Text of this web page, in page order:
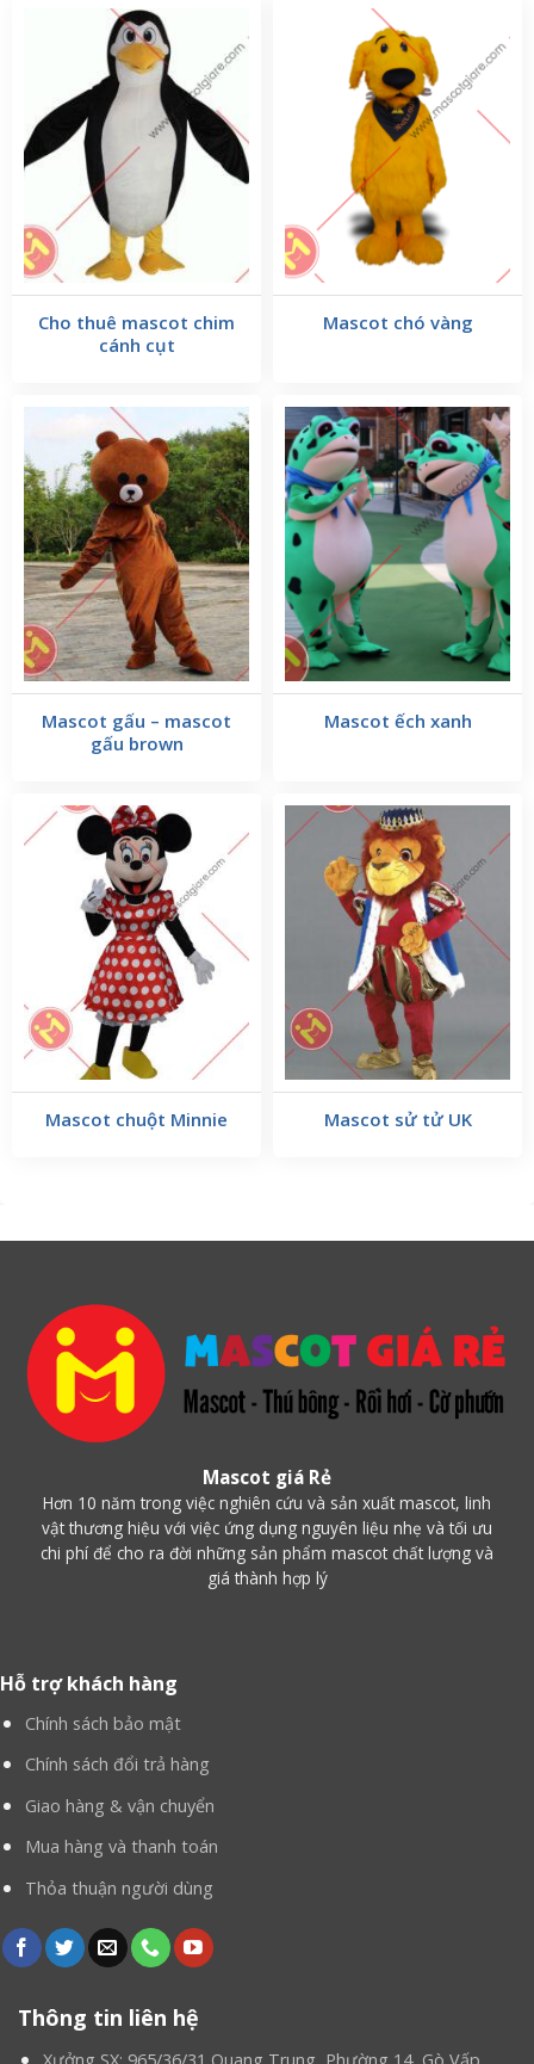
Thân Hình và Tứ Chi:
Thân hình củamascot chó đốm được thiết kế
cân đối, tròn trịa và mũm mĩm, tạo cảm giác mềm mại
và dễ chịu khi nhìn vào. Đôi tay và chân ngắn ngủn
nhưng mạnh mẽ, giúp người mặc có thể di chuyển dễ
dàng. Bàn chân to, được thiết kế chi tiết với các đốm
đen đặc trưng, giúp tăng thêm sự ngộ nghĩnh và thu
hút.
Mascot chó đốm được trang trí bằng các đốm
đen nổi bật trên nền trắng, tạo sự tương phản hấp
dẫn và thu hút. Chúng tôi cũng thêm vào các chi tiết
như chiếc vòng cổ với chuông nhỏ, hoặc các phụ kiện
khác để làm tăng thêm sự đáng yêu và đặc biệt của
mascot. Bộ lông của chó đốm thường có màu trắng
tinh khiết kết hợp với các đốm đen, tạo nên vẻ ngoài
rất đặc trưng và dễ nhận diện.
Màu Sắc và Chất Liệu:
Mascot chó đốm
khí, tạo cảm giác thoải mái cho người mặc. Lớp mút
và xốp bên trong được chọn lọc kỹ càng để giữ dáng
loại vải không gây dị ứng, an toàn cho người sử
Cho thuê mascot chim
cánh cụt
Mascot chó vàng
Mascot gấu – mascot
gấu brown
Mascot ếch xanh
Mascot chuột Minnie Mascot sử tử UK
Mascot giá Rẻ
Hơn 10 năm trong việc nghiên cứu và sản xuất mascot, linh
vật thương hiệu với việc ứng dụng nguyên liệu nhẹ và tối ưu
chi phí để cho ra đời những sản phẩm mascot chất lượng và
giá thành hợp lý
Hỗ trợ khách hàng
Chính sách bảo mật
Chính sách đổi trả hàng
Giao hàng & vận chuyển
Mua hàng và thanh toán
Thỏa thuận người dùng
Thông tin liên hệ